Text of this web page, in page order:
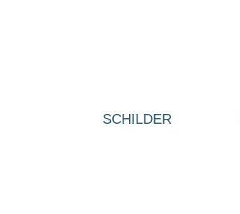
SCHILDER